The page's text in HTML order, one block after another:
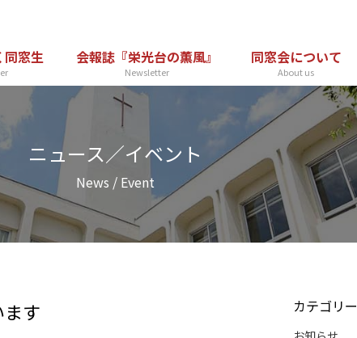
同窓生 会報誌『栄光台の薫風』
Newsletter
同窓会について
About us
ニュース／イベント
News / Event
す カテゴリー